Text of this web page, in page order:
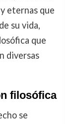
eternas que
su vida,
que
diversas
filosófica
se